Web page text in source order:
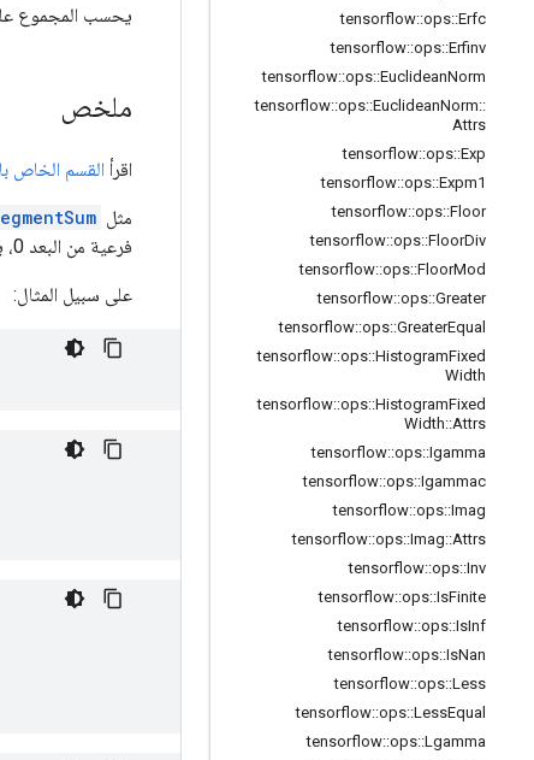
tensorflow::ops::Erfc
tensorflow::ops::Erfinv
tensorflow::ops::EuclideanNorm
tensorflow::ops::EuclideanNorm::
Attrs
tensorflow::ops::Exp
tensorflow::ops::Expm1
tensorflow::ops::Floor
tensorflow::ops::FloorDiv
tensorflow::ops::FloorMod
tensorflow::ops::Greater
tensorflow::ops::GreaterEqual
tensorflow::ops::HistogramFixed
Width
tensorflow::ops::HistogramFixed
Width::Attrs
tensorflow::ops::Igamma
tensorflow::ops::Igammac
tensorflow::ops::Imag
tensorflow::ops::Imag::Attrs
tensorflow::ops::Inv
tensorflow::ops::IsFinite
tensorflow::ops::IsInf
tensorflow::ops::IsNan
tensorflow::ops::Less
tensorflow::ops::LessEqual
tensorflow::ops::Lgamma
يحسب المجموع
ملخص
اقرأ القسم الخاص
مثل
فرعية من البعد 0، يتم تحديدها بواسطة
على سبيل المثال: